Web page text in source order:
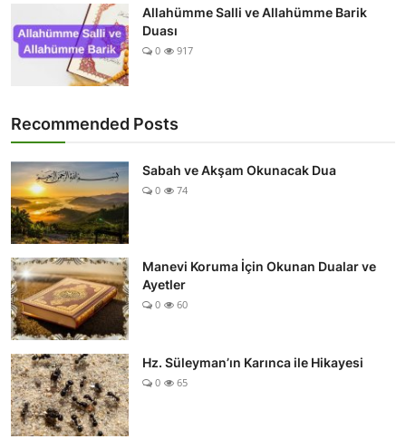
Allahümme Salli ve Allahümme Barik
Duası
0 917
Recommended Posts
Sabah ve Akşam Okunacak Dua
0 74
Manevi Koruma İçin Okunan Dualar ve
Ayetler
0 60
Hz. Süleyman’ın Karınca ile Hikayesi
0 65